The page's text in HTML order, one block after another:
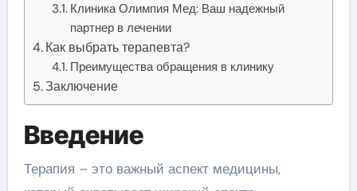
Клиника Олимпия Мед: Ваш надежный
партнер в лечении
Как выбрать терапевта?
Преимущества обращения в клинику
Заключение
Введение
Терапия – это важный аспект медицины,